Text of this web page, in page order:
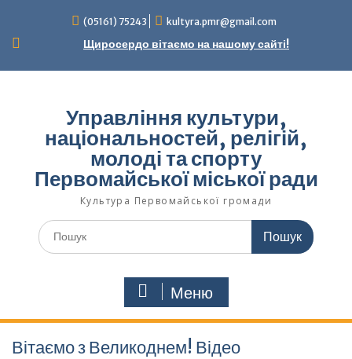
вмісту
(05161) 75243 kultyra.pmr@gmail.com
Щиросердо вітаємо на нашому сайті!
Управління культури,
національностей, релігій,
молоді та спорту
Первомайської міської ради
Культура Первомайcької громади
Шукати:
Меню
Вітаємо з Великоднем! Відео